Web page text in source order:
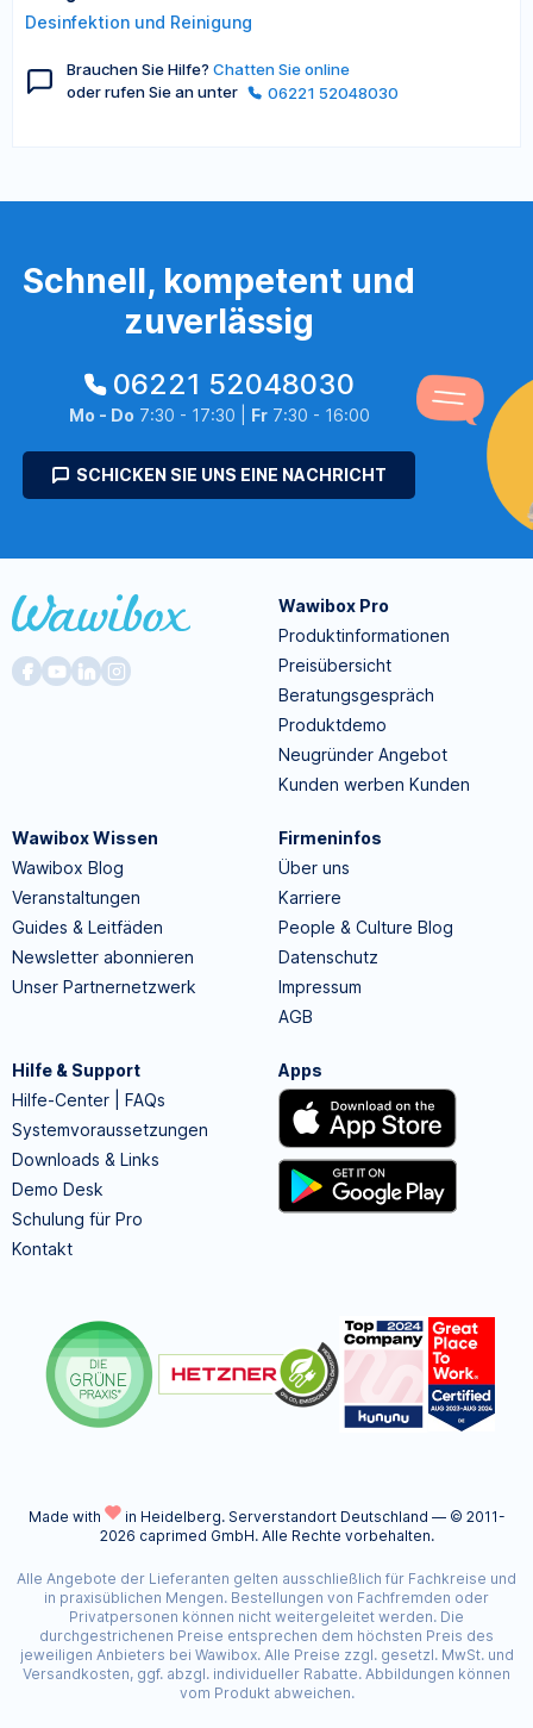
Desinfektion und Reinigung
Brauchen Sie Hilfe? Chatten Sie online
oder rufen Sie an unter
06221 52048030
Schnell, kompetent und
zuverlässig
06221 52048030
Mo - Do 7:30 - 17:30 | Fr7:30 - 16:00
SCHICKEN SIE UNS EINE NACHRICHT
Wawibox Pro
Produktinformationen
Preisübersicht
Beratungsgespräch
Produktdemo
Neugründer Angebot
Kunden werben Kunden
Wawibox Wissen
Wawibox Blog
Veranstaltungen
Guides & Leitfäden
Newsletter abonnieren
Unser Partnernetzwerk
Firmeninfos
Über uns
Karriere
People & Culture Blog
Datenschutz
Impressum
AGB
Hilfe & Support
Hilfe-Center | FAQs
Systemvoraussetzungen
Downloads & Links
Demo Desk
Schulung für Pro
Kontakt
Apps
Made with in Heidelberg. Serverstandort Deutschland — © 2011-
2026 caprimed GmbH. Alle Rechte vorbehalten.
Alle Angebote der Lieferanten gelten ausschließlich für Fachkreise und
in praxisüblichen Mengen. Bestellungen von Fachfremden oder
Privatpersonen können nicht weitergeleitet werden. Die
durchgestrichenen Preise entsprechen dem höchsten Preis des
jeweiligen Anbieters bei Wawibox. Alle Preise zzgl. gesetzl. MwSt. und
Versandkosten, ggf. abzgl. individueller Rabatte. Abbildungen können
vom Produkt abweichen.